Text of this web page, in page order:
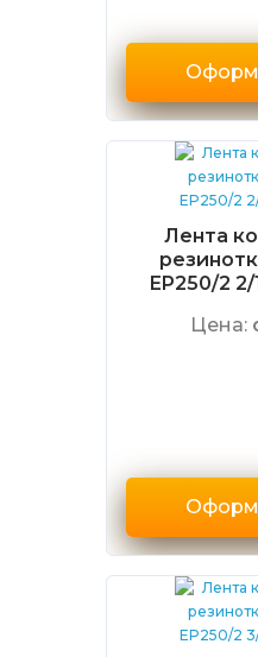
Лента
EP250/2 2/
Цена: